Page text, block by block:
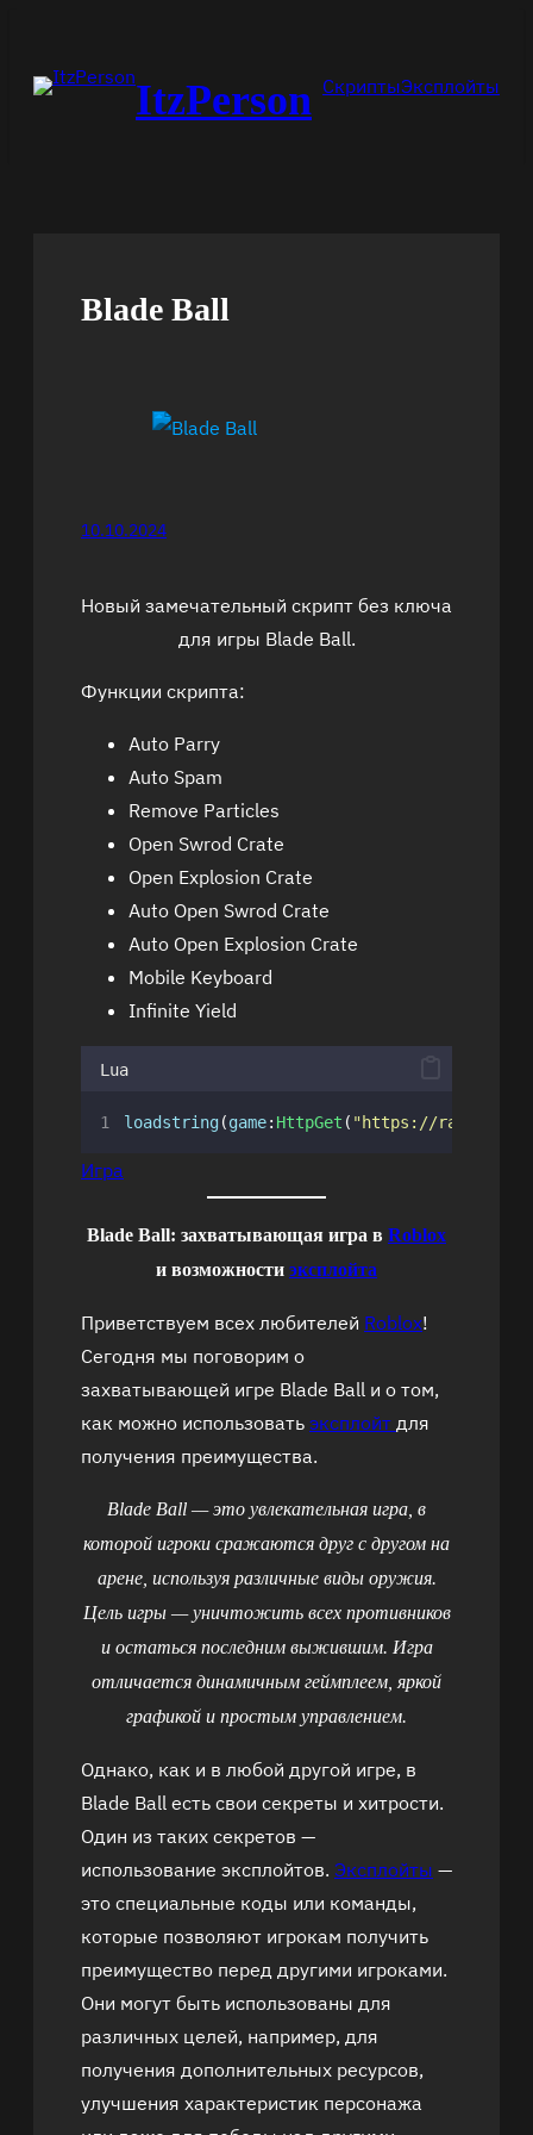
содержимомуItzPerson СкриптыЭксплойты
Blade Ball
10.10.2024
Новый замечательный скрипт без ключа
для игры Blade Ball.
Функции скрипта:
Auto Parry
Auto Spam
Remove Particles
Open Swrod Crate
Open Explosion Crate
Auto Open Swrod Crate
Auto Open Explosion Crate
Mobile Keyboard
Infinite Yield
Lua
loadstring(game: HttpGet ( " https://
Игра
Blade Ball: захватывающая игра в Roblox
и возможности эксплойта
Приветствуем всех любителей Roblox!
Сегодня мы поговорим о
захватывающей игре Blade Ball и о том,
как можно использовать эксплойт для
получения преимущества.
Blade Ball — это увлекательная игра, в
которой игроки сражаются друг с другом на
арене, используя различные виды оружия.
Цель игры — уничтожить всех противников
и остаться последним выжившим. Игра
отличается динамичным геймплеем, яркой
графикой и простым управлением.
Однако, как и в любой другой игре, в
Blade Ball есть свои секреты и хитрости.
Один из таких секретов —
использование эксплойтов. Эксплойты —
это специальные коды или команды,
которые позволяют игрокам получить
преимущество перед другими игроками.
Они могут быть использованы для
различных целей, например, для
получения дополнительных ресурсов,
улучшения характеристик персонажа